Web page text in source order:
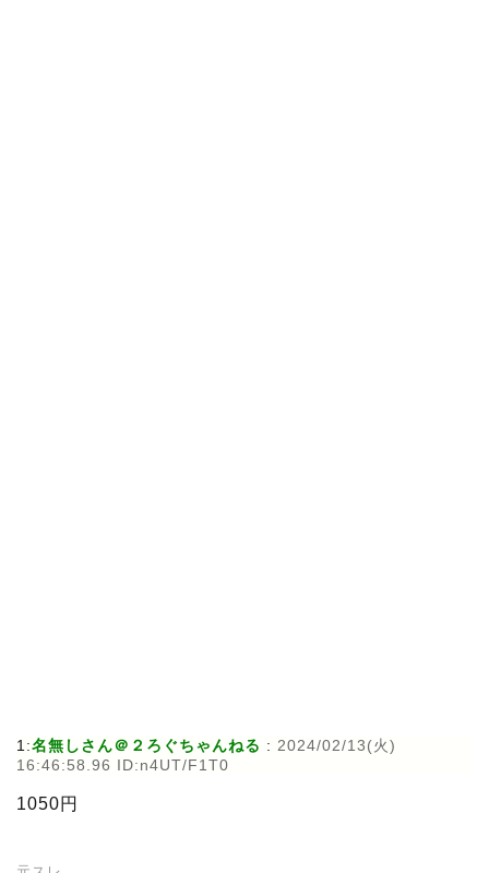
1:名無しさん＠２ろぐちゃんねる : 2024/02/13(火)
16:46:58.96 ID:n4UT/F1T0
1050円